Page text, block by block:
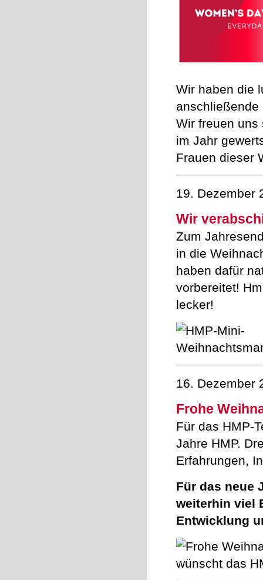
Wir haben die
anschließende
Wir freuen uns
im Jahr
Frauen dieser
19. Dezember
Wir
Zum
in die
haben dafür
vorbereitet!
lecker!
16. Dezember
Frohe
Für das HMP-
Jahre HMP.
Erfahrungen,
Für das neue
weiterhin viel
Entwicklung